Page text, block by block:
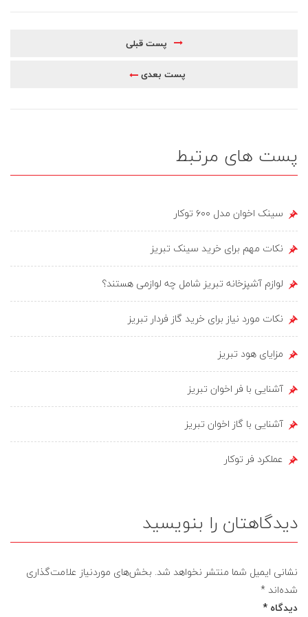
پست قبلی
پست بعدی
پست های مرتبط
سینک اخوان مدل ۶۰۰ توکار
نکات مهم برای خرید سینک تبریز
لوازم آشپزخانه تبریز شامل چه لوازمی هستند؟
نکات مورد نیاز برای خرید گاز فردار تبریز
مزایای هود تبریز
آشنایی با فر اخوان تبریز
آشنایی با گاز اخوان تبریز
عملکرد فر توکار
دیدگاهتان را بنویسید
نشانی ایمیل شما منتشر نخواهد شد. بخش‌های موردنیاز علامت‌گذاری
شده‌اند *
دیدگاه *